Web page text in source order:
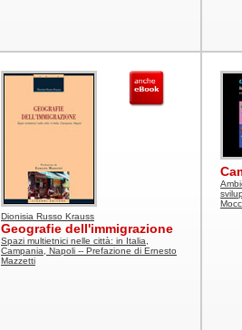
Dionisia Russo Krauss
Geografie dell'immigrazione
Spazi multietnici nelle città: in Italia,
Campania, Napoli -- Prefazione di Ernesto
Mazzetti